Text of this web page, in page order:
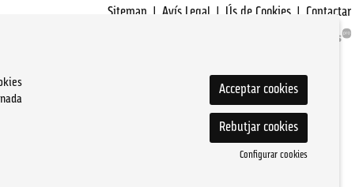
Sitemap | Avís Legal | Ús de Cookies | Contactar
Acceptar cookies
Rebutjar cookies
Configurar cookies